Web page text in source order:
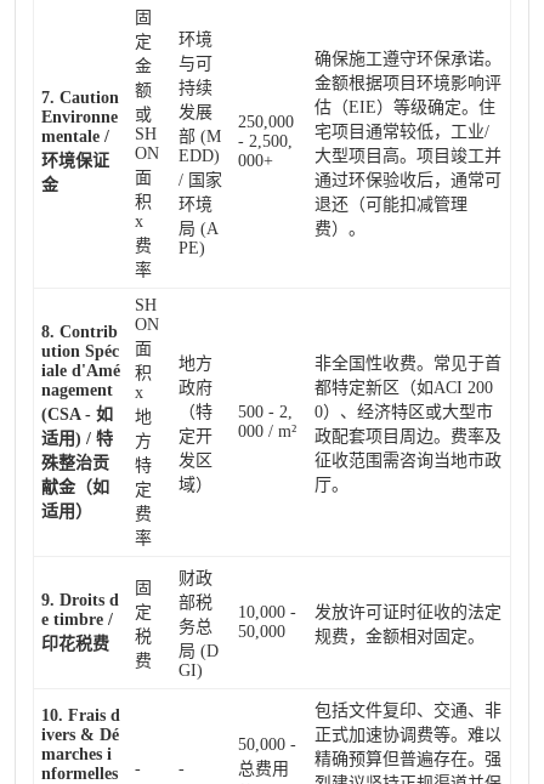
7. Caution
Environne
mentale /
环境保证
金
固
定
金
额
或
SH
ON
面
积
x
费
率
环境
与可
持续
发展
部 (M
EDD)
/ 国家
环境
局 (A
PE)
250,000
- 2,500,
000+
确保施工遵守环保承诺。
金额根据项目环境影响评
估（EIE）等级确定。住
宅项目通常较低，工业/
大型项目高。项目竣工并
通过环保验收后，通常可
退还（可能扣减管理
费）。
8. Contrib
ution Spéc
iale d'Amé
nagement
(CSA - 如
适用) / 特
殊整治贡
献金（如
适用）
SH
ON
面
积
x
地
方
特
定
费
率
地方
政府
（特
定开
发区
域）
500 - 2,
000 / m²
非全国性收费。常见于首
都特定新区（如ACI 200
0）、经济特区或大型市
政配套项目周边。费率及
征收范围需咨询当地市政
厅。
9. Droits d
e timbre /
印花税费
固
定
税
费
财政
部税
务总
局 (D
GI)
10,000 -
50,000
发放许可证时征收的法定
规费，金额相对固定。
10. Frais d
ivers & Dé
marches i
nformelles
- -
50,000 -
总费用
包括文件复印、交通、非
正式加速协调费等。难以
精确预算但普遍存在。强